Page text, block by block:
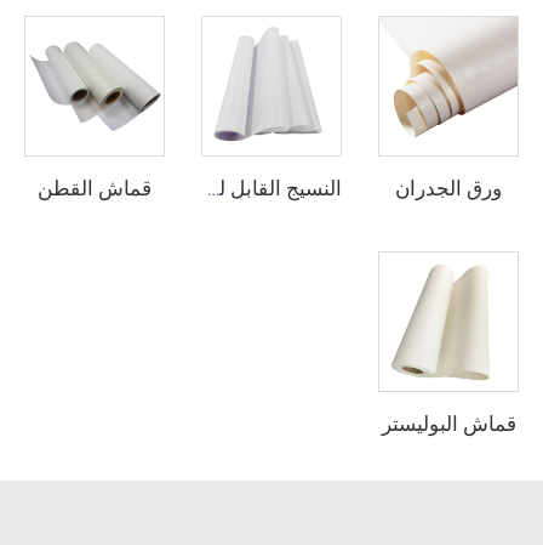
ورق الجدران النسيج القابل للطباعة قماش القطن
قماش البوليستر